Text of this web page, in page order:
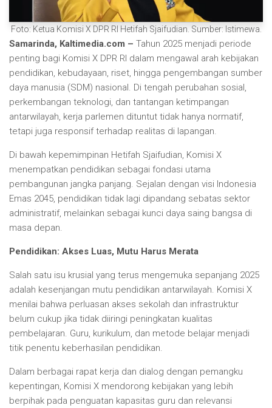
Foto: Ketua Komisi X DPR RI Hetifah Sjaifudian. Sumber: Istimewa.
Samarinda, Kaltimedia.com – Tahun 2025 menjadi periode
penting bagi Komisi X DPR RI dalam mengawal arah kebijakan
pendidikan, kebudayaan, riset, hingga pengembangan sumber
daya manusia (SDM) nasional. Di tengah perubahan sosial,
perkembangan teknologi, dan tantangan ketimpangan
antarwilayah, kerja parlemen dituntut tidak hanya normatif,
tetapi juga responsif terhadap realitas di lapangan.
Di bawah kepemimpinan Hetifah Sjaifudian, Komisi X
menempatkan pendidikan sebagai fondasi utama
pembangunan jangka panjang. Sejalan dengan visi Indonesia
Emas 2045, pendidikan tidak lagi dipandang sebatas sektor
administratif, melainkan sebagai kunci daya saing bangsa di
masa depan.
Pendidikan: Akses Luas, Mutu Harus Merata
Salah satu isu krusial yang terus mengemuka sepanjang 2025
adalah kesenjangan mutu pendidikan antarwilayah. Komisi X
menilai bahwa perluasan akses sekolah dan infrastruktur
belum cukup jika tidak diiringi peningkatan kualitas
pembelajaran. Guru, kurikulum, dan metode belajar menjadi
titik penentu keberhasilan pendidikan.
Dalam berbagai rapat kerja dan dialog dengan pemangku
kepentingan, Komisi X mendorong kebijakan yang lebih
berpihak pada penguatan kapasitas guru dan relevansi